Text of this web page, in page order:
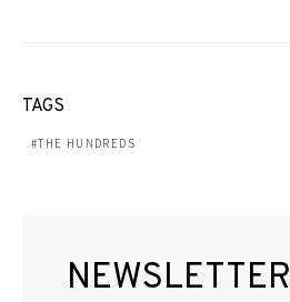
TAGS
THE HUNDREDS
NEWSLETTER